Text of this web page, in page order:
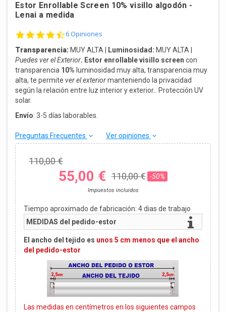
Estor Enrollable Screen 10% visillo algodón -
Lenai a medida
4.5 star rating
6 Opiniones
Transparencia: MUY ALTA | Luminosidad: MUY ALTA |
Puedes ver el Exterior. Estor enrollablevisillo screen con
transparencia 10% luminosidad muy alta, transparencia muy
alta, te permite ver el exteriormanteniendo la privacidad
según la relación entre luz interior y exterior.. Protección UV
solar.
Envío: 3-5 días laborables.
Preguntas Frecuentes keyboard_arrow_down Ver opiniones keyboard_arrow_down
110,00 €
55,00 € 110,00 € -50%
Impuestos incluidos
Tiempo aproximado de fabricación: 4dias de trabajo
MEDIDAS del pedido-estor
El ancho del tejido es unos 5 cm menos que el ancho
del pedido-estor
Las medidas en centímetros en los siguientes campos